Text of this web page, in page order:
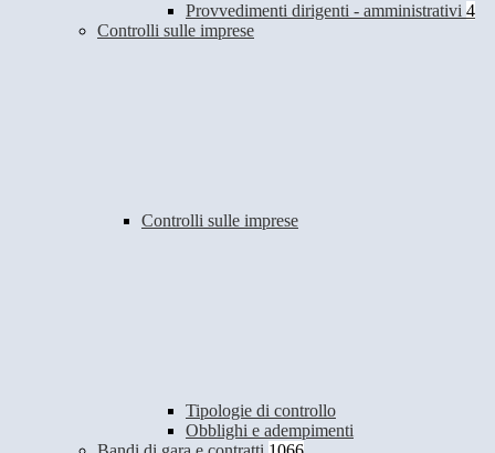
Provvedimenti dirigenti - amministrativi 4
Controlli sulle imprese
Controlli sulle imprese
Tipologie di controllo
Obblighi e adempimenti